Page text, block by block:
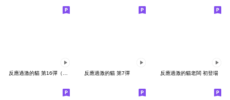
反應過激的貓 第16彈（秋意濃） 反應過激的貓 第7彈 反應過激的貓老闆 初登場